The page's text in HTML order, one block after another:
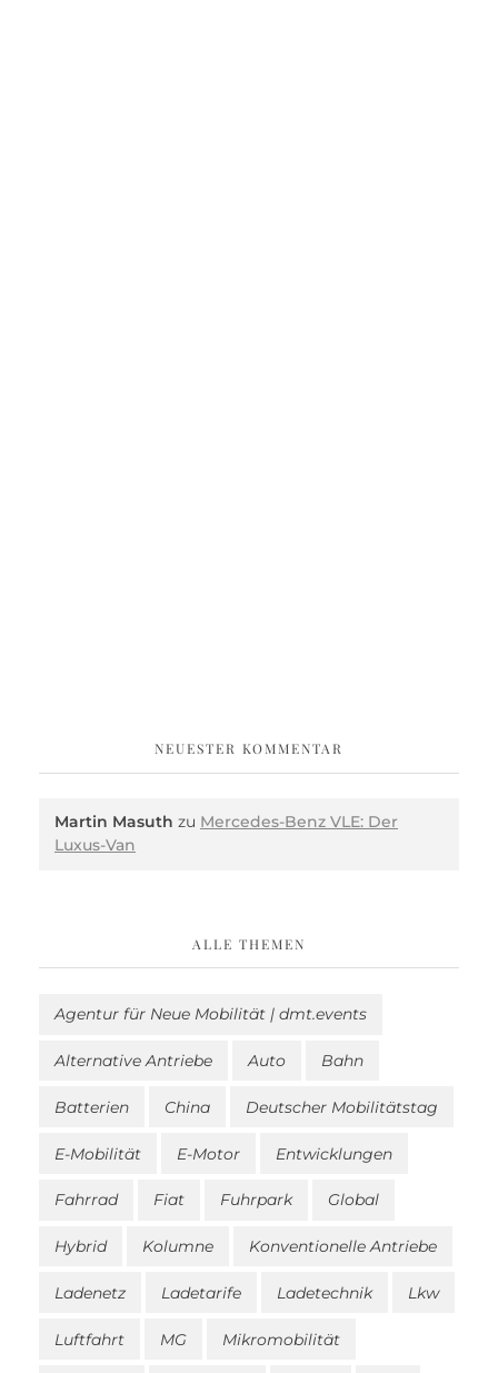
NEUESTER KOMMENTAR
Martin Masuth zu Mercedes-Benz VLE: Der
Luxus-Van
ALLE THEMEN
Agentur für Neue Mobilität | dmt.events
Alternative Antriebe Auto Bahn
Batterien China Deutscher Mobilitätstag
E-Mobilität E-Motor Entwicklungen
Fahrrad Fiat Fuhrpark Global
Hybrid Kolumne Konventionelle Antriebe
Ladenetz Ladetarife Ladetechnik Lkw
Luftfahrt MG Mikromobilität